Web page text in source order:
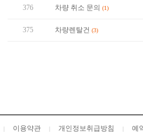
376 차량 취소 문의 (1)
375 차량렌탈건 (3)
이용약관 개인정보취급방침 예